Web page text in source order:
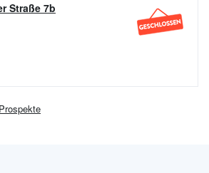
Straße 7b
Prospekte